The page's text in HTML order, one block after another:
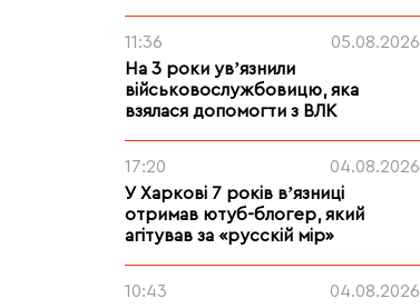
11:36
05.08.2026
На 3 роки увʼязнили
військовослужбовицю, яка
взялася допомогти з ВЛК
17:20
04.08.2026
У Харкові 7 років вʼязниці
отримав ютуб-блогер, який
агітував за «русскій мір»
10:43
04.08.2026